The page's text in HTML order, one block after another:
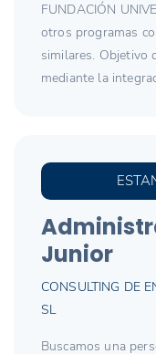
FUNDACIÓN
otros programas
similares. Objetivo
mediante la
Junior
CONSULTING DE
SL
Buscamos una